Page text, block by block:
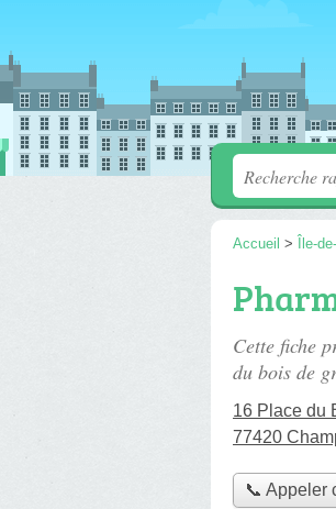
Accueil > Île-
Cette fiche
du bois de
16 Place du
77420
📞 Appeler